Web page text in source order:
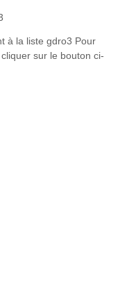
à la liste gdro3 Pour
sur le bouton ci-